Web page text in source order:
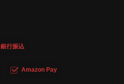
銀行振込
Amazon Pay